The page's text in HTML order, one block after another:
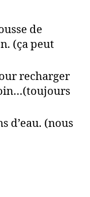
de
(ça peut
recharger
d’eau. (nous